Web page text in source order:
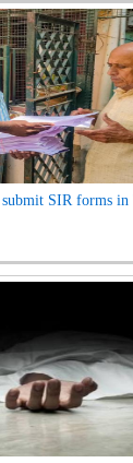
SIR forms in